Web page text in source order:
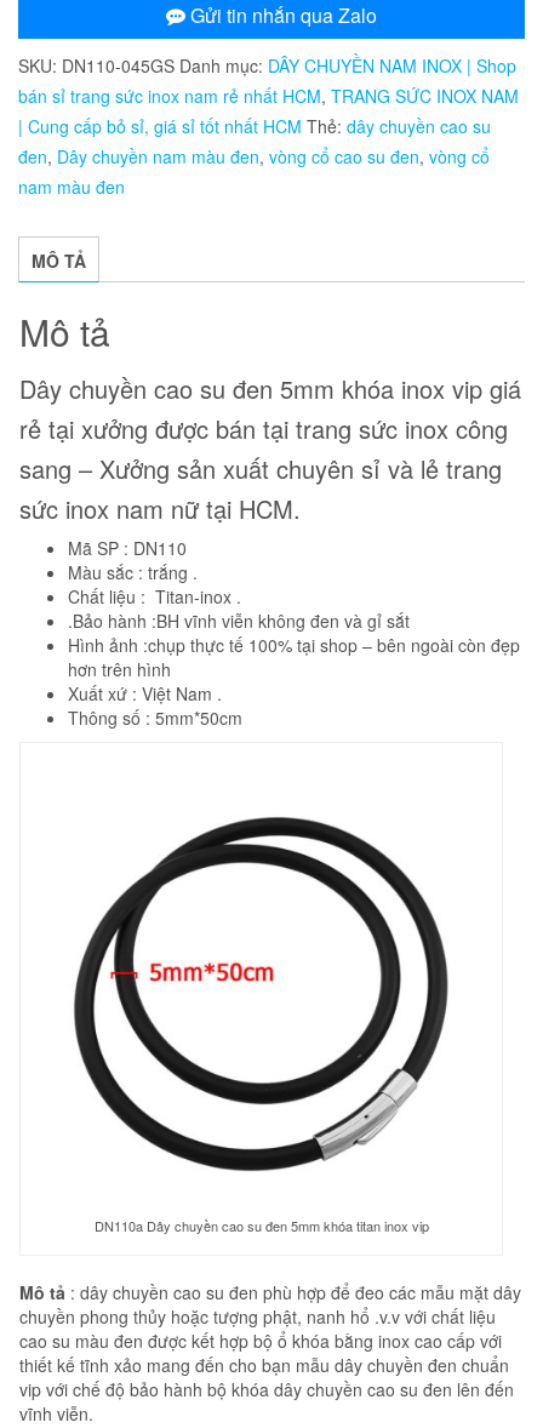
su
đen
5mm
khóa
titan
inox
số
lượng
Gửi tin nhắn qua Zalo
SKU: DN110-045GS Danh mục: DÂY CHUYỀN NAM INOX | Shop
bán sỉ trang sức inox nam rẻ nhất HCM, TRANG SỨC INOX NAM
| Cung cấp bỏ sỉ, giá sỉ tốt nhất HCM Thẻ: dây chuyền cao su
đen, Dây chuyền nam màu đen, vòng cổ cao su đen, vòng cổ
nam màu đen
MÔ TẢ
Mô tả
Dây chuyền cao su đen 5mm khóa inox vip giá
rẻ tại xưởng được bán tại trang sức inox công
sang – Xưởng sản xuất chuyên sỉ và lẻ trang
sức inox nam nữ tại HCM.
Mã SP : DN110
Màu sắc : trắng .
Chất liệu : Titan-inox .
.Bảo hành :BH vĩnh viễn không đen và gỉ sắt
Hình ảnh :chụp thực tế 100% tại shop – bên ngoài còn đẹp
hơn trên hình
Xuất xứ : Việt Nam .
Thông số : 5mm*50cm
DN110a Dây chuyền cao su đen 5mm khóa titan inox vip
Mô tả : dây chuyền cao su đen phù hợp để đeo các mẫu mặt dây
chuyền phong thủy hoặc tượng phật, nanh hổ .v.v với chất liệu
cao su màu đen được kết hợp bộ ổ khóa bằng inox cao cấp với
thiết kế tĩnh xảo mang đến cho bạn mẫu dây chuyền đen chuẩn
vip với chế độ bảo hành bộ khóa dây chuyền cao su đen lên đến
vĩnh viễn.